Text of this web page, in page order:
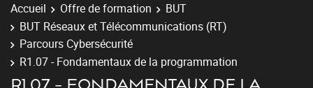
Accueil Offre de formation
BUT
BUT Réseaux et Télécommunications (RT)
Parcours Cybersécurité
R1.07 - Fondamentaux de la programmation